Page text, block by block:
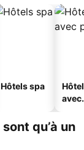
Hôtels spa
avec
qu’à un